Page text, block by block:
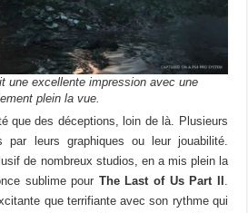
une excellente impression avec une
plein la vue.
que des déceptions, loin de là. Plusieurs
par leurs graphiques ou leur jouabilité.
de nombreux studios, en a mis plein la
sublime pour The Last of Us Part II .
que terrifiante avec son rythme qui